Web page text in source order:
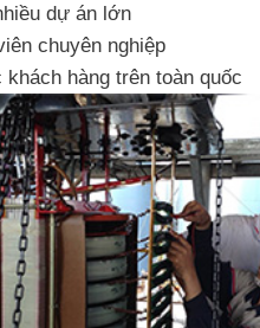
dự án lớn
chuyên nghiệp
hàng trên toàn quốc